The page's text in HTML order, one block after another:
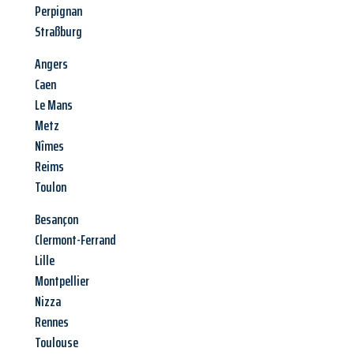
Perpignan
Straßburg
Angers
Caen
Le Mans
Metz
Nîmes
Reims
Toulon
Besançon
Clermont-Ferrand
Lille
Montpellier
Nizza
Rennes
Toulouse